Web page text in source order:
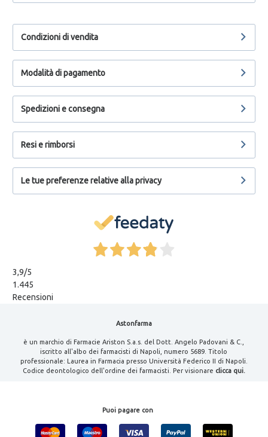
Condizioni di vendita
Modalità di pagamento
Spedizioni e consegna
Resi e rimborsi
Le tue preferenze relative alla privacy
3,9/5
1.445
Recensioni
Astonfarma
è un marchio di Farmacie Ariston S.a.s. del Dott. Angelo Padovani & C.,
iscritto all'albo dei farmacisti di Napoli, numero 5689. Titolo
professionale: Laurea in Farmacia presso Università Federico II di Napoli.
Codice deontologico dell'ordine dei farmacisti. Per visionare clicca qui.
Puoi pagare con